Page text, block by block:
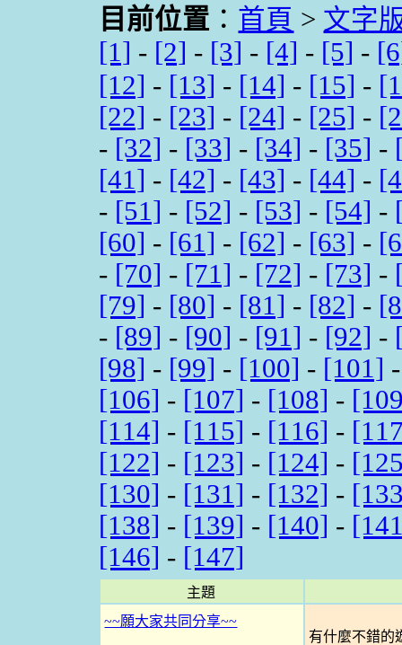
目前位置 ： 首頁 > 文字
[1] - [2] - [3] - [4] - [5] -
[12] - [13] - [14] - [15] -
[22] - [23] - [24] - [25] -
- [32] - [33] - [34] - [35] -
[41] - [42] - [43] - [44] -
- [51] - [52] - [53] - [54] -
[60] - [61] - [62] - [63] -
- [70] - [71] - [72] - [73] -
[79] - [80] - [81] - [82] -
- [89] - [90] - [91] - [92] -
[98] - [99] - [100] - [101]
[106] - [107] - [108] -
[114] - [115] - [116] -
[122] - [123] - [124] -
[130] - [131] - [132] -
[138] - [139] - [140] -
[146] - [147]
主題
~~願大家共同分享~~
有什麼不錯的